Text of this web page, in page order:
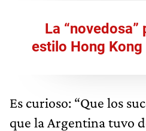
La
estilo Hong
Es curioso: “Que los
que la Argentina tuvo